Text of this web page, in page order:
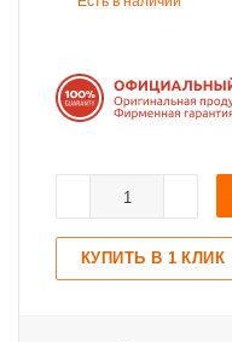
КУПИТЬ В 1 КЛИК